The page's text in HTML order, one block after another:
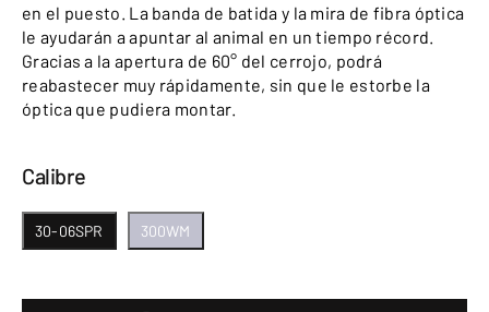
en el puesto. La banda de batida y la mira de fibra óptica
le ayudarán a apuntar al animal en un tiempo récord.
Gracias a la apertura de 60° del cerrojo, podrá
reabastecer muy rápidamente, sin que le estorbe la
óptica que pudiera montar.
Calibre
30-06SPR 300WM